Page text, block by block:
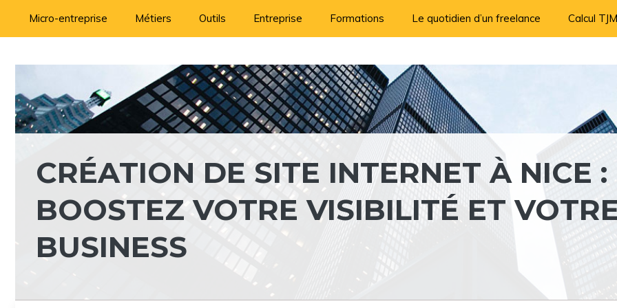
Micro-entreprise Métiers Outils Entreprise Formations Le quotidien d’un freelance Calcul TJM
CRÉATION DE SITE INTERNET À NICE :
BOOSTEZ VOTRE VISIBILITÉ ET
BUSINESS